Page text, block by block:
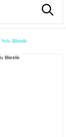
Yolu Bileklik